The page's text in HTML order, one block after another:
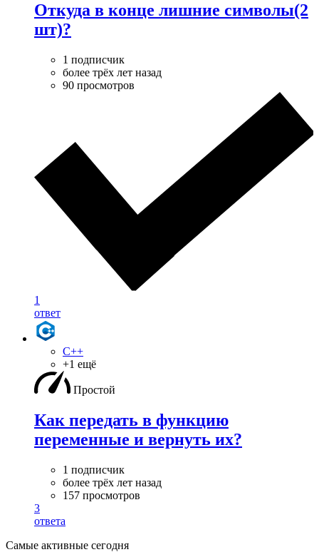
Откуда в конце лишние символы(2
шт)?
1 подписчик
более трёх лет назад
90 просмотров
1
ответ
C++
+1 ещё
Простой
Как передать в функцию
переменные и вернуть их?
1 подписчик
более трёх лет назад
157 просмотров
3
ответа
Самые активные сегодня